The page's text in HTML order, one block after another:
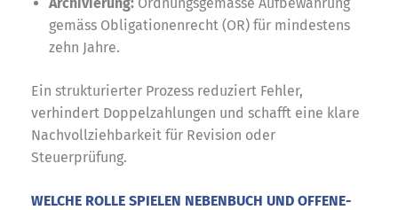
gemäss Obligationenrecht (OR) für mindestens
zehn Jahre.
Ein strukturierter Prozess reduziert Fehler,
verhindert Doppelzahlungen und schafft eine klare
Nachvollziehbarkeit für Revision oder
Steuerprüfung.
WELCHE ROLLE SPIELEN NEBENBUCH UND OFFENE-